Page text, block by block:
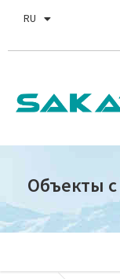
RU
EN
Объекты с